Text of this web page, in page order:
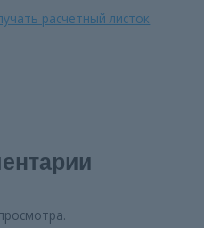
расчетный листок